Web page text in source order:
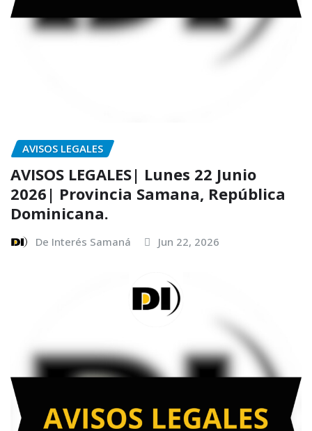
AVISOS LEGALES
AVISOS LEGALES| Lunes 22 Junio
2026| Provincia Samana, República
Dominicana.
De Interés Samaná Jun 22, 2026